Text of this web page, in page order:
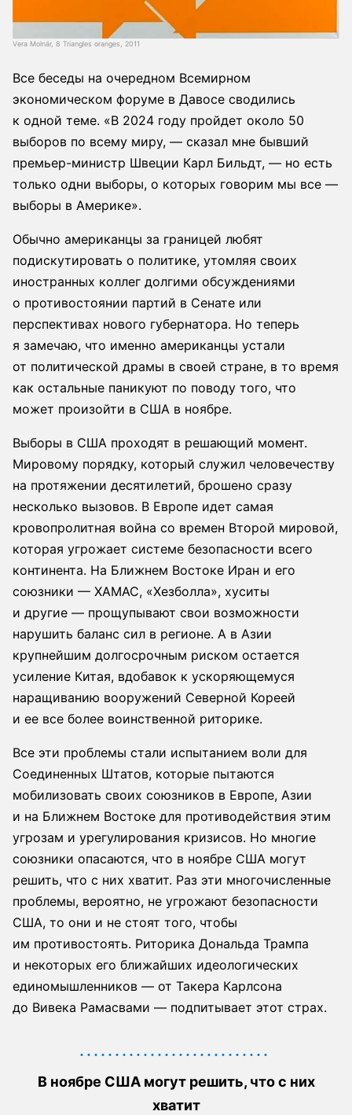
Vera Molnár, 8 Triangles oranges, 2011
Все беседы на очередном Всемирном
экономическом форуме в Давосе сводились
к одной теме. «В 2024 году пройдет около 50
выборов по всему миру, — сказал мне бывший
премьер-министр Швеции Карл Бильдт, — но есть
только одни выборы, о которых говорим мы все —
выборы в Америке».
Обычно американцы за границей любят
подискутировать о политике, утомляя своих
иностранных коллег долгими обсуждениями
о противостоянии партий в Сенате или
перспективах нового губернатора. Но теперь
я замечаю, что именно американцы устали
от политической драмы в своей стране, в то время
как остальные паникуют по поводу того, что
может произойти в США в ноябре.
Выборы в США проходят в решающий момент.
Мировому порядку, который служил человечеству
на протяжении десятилетий, брошено сразу
несколько вызовов. В Европе идет самая
кровопролитная война со времен Второй мировой,
которая угрожает системе безопасности всего
континента. На Ближнем Востоке Иран и его
союзники — ХАМАС, «Хезболла», хуситы
и другие — прощупывают свои возможности
нарушить баланс сил в регионе. А в Азии
крупнейшим долгосрочным риском остается
усиление Китая, вдобавок к ускоряющемуся
наращиванию вооружений Северной Кореей
и ее все более воинственной риторике.
Все эти проблемы стали испытанием воли для
Соединенных Штатов, которые пытаются
мобилизовать своих союзников в Европе, Азии
и на Ближнем Востоке для противодействия этим
угрозам и урегулирования кризисов. Но многие
союзники опасаются, что в ноябре США могут
решить, что с них хватит. Раз эти многочисленные
проблемы, вероятно, не угрожают безопасности
США, то они и не стоят того, чтобы
им противостоять. Риторика Дональда Трампа
и некоторых его ближайших идеологических
единомышленников — от Такера Карлсона
до Вивека Рамасвами — подпитывает этот страх.
В ноябре США могут решить, что с них
хватит